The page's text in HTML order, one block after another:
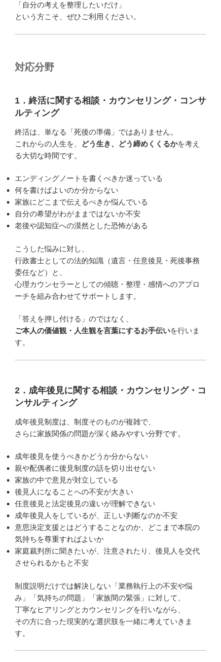
「自分の考えを整理したいだけ」
という方こそ、ぜひご利用ください。
対応分野
1．終活に関する相談・カウンセリング・コンサ
ルティング
終活は、単なる「死後の準備」ではありません。
これからの人生を、
どう生き、どう締めくくるかを考え
る大切な時間です。
エンディングノートを書くべきか迷っている
何を書けばよいのか分からない
家族にどこまで伝えるべきか悩んでいる
自分の希望がわがままではないか不安
老後や認知症への漠然とした恐怖がある
こうした悩みに対し、
行政書士としての法的知識（遺言・任意後見・死後事務
委任など）と、
心理カウンセラーとしての傾聴・整理・感情へのアプロ
ーチを組み合わせてサポートします。
「答えを押し付ける」のではなく、
ご本人の価値観・人生観を言葉にするお手伝いを行いま
す。
2．成年後見に関する相談・カウンセリング・コ
ンサルティング
成年後見制度は、制度そのものが複雑で、
さらに家族関係の問題が深く絡みやすい分野です。
成年後見を使うべきかどうか分からない
親や配偶者に後見制度の話を切り出せない
家族の中で意見が対立している
後見人になることへの不安が大きい
任意後見と法定後見の違いが理解できない
成年後見人をしているが、正しい判断なのか不安
意思決定支援とはどうすることなのか、どこまで本院の
気持ちを尊重すればよいか
家庭裁判所に聞きたいが、注意されたり、後見人を交代
させられるかもと不安
制度説明だけでは解決しない「業務執行上の不安や悩
み」「気持ちの問題」「家族間の緊張」に対して、
丁寧なヒアリングとカウンセリングを行いながら、
その方に合った現実的な選択肢を一緒に考えていきま
す。